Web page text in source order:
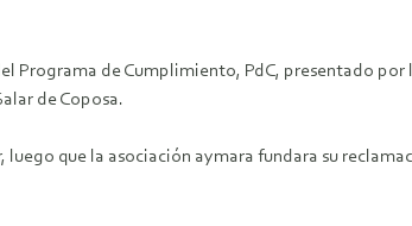
Programa de Cumplimiento, PdC, presentado
de Coposa.
que la asociación aymara fundara su